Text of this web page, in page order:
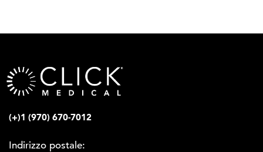
(+)1 (970) 670-7012
Indirizzo postale: